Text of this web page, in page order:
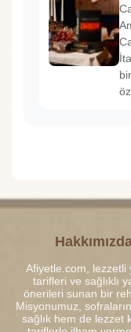
Afiyetle.com, lezzetli
tarifleri ve sağlıklı
önerileri sunan bir
Misyonumuz,
sağlık hem de lezzet